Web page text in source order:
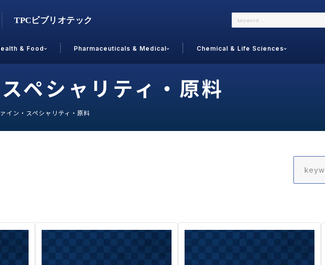
& Food Pharmaceuticals & Medical Chemical & Life Sciences
で選ぶ カテゴリで選ぶ 調査の種類で選
詳しくはこちら
その他
Chemical & Life Sciences
トップ
ご利用ガイ
ペシャリティ・原料
イン・スペシャリティ・原料